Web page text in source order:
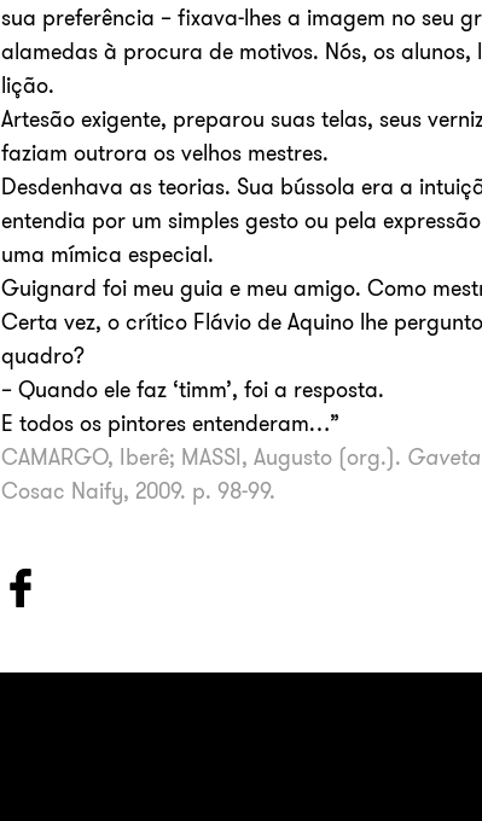
sua preferência – fixava-lhes a imagem no seu
alamedas à procura de motivos. Nós, os
lição.
Artesão exigente, preparou suas telas, seus
faziam outrora os velhos mestres.
Desdenhava as teorias. Sua bússola era a
entendia por um simples gesto ou pela
uma mímica especial.
Guignard foi meu guia e meu amigo. Como
Certa vez, o crítico Flávio de Aquino lhe
quadro?
– Quando ele faz ‘timm’, foi a resposta.
E todos os pintores entenderam…”
CAMARGO, Iberê; MASSI, Augusto (org.).
Cosac Naify, 2009. p. 98-99.